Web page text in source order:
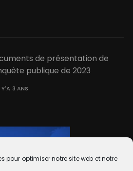
pour optimiser notre site web et notre
de présentation de
publique de 2023
Y'A 3 ANS